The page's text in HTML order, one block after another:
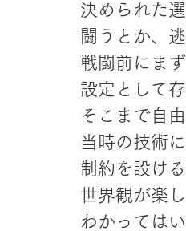
決められた
闘うとか、
戦闘前にま
設定として
そこまで自
当時の技術
制約を設け
世界観が楽
わかっては